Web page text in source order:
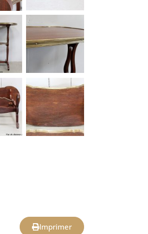
Imprimer